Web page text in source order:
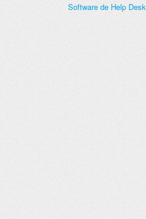
Software de Help Desk